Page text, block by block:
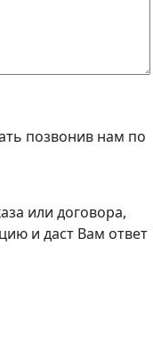
позвонив нам по
или договора,
и даст Вам ответ